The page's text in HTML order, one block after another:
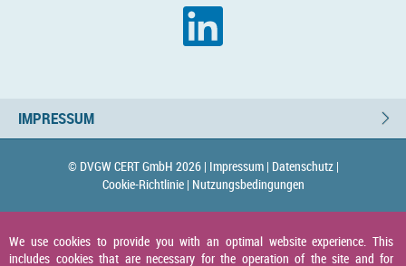
IMPRESSUM
© DVGW CERT GmbH 2026 | Impressum | Datenschutz |
Cookie-Richtlinie | Nutzungsbedingungen
We use cookies to provide you with an optimal website experience. This
includes cookies that are necessary for the operation of the site and for